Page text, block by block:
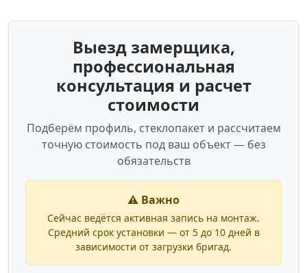
Выезд замерщика,
профессиональная
консультация и расчет
стоимости
Подберём профиль, стеклопакет и рассчитаем
точную стоимость под ваш объект — без
обязательств
⚠️ Важно
Сейчас ведётся активная запись на монтаж.
Средний срок установки — от 5 до 10 дней в
зависимости от загрузки бригад.